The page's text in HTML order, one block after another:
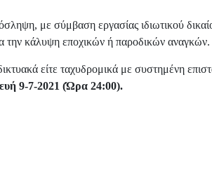
με σύμβαση εργασίας ιδιωτικού
την κάλυψη εποχικών ή παροδικών αναγκών.
είτε ταχυδρομικά με συστημένη
9-7-2021 (Ώρα 24:00).